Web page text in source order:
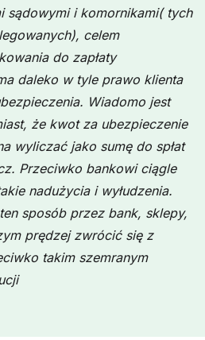
sądowymi i komornikami( tych
celem
do zapłaty
daleko w tyle prawo klienta
Wiadomo jest
że kwot za ubezpieczenie
wyliczać jako sumę do spłat
Przeciwko bankowi ciągle
nadużycia i wyłudzenia.
sposób przez bank, sklepy,
prędzej zwrócić się z
takim szemranym